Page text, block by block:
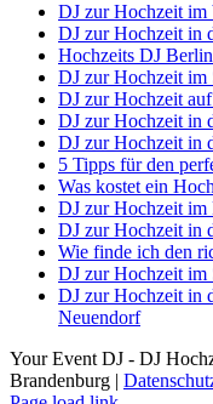
DJ zur Hochzeit im
DJ zur Hochzeit in
Hochzeits DJ
DJ zur Hochzeit
DJ zur Hochzeit
DJ zur Hochzeit in
DJ zur Hochzeit in
5 Tipps für den
Was kostet ein
DJ zur Hochzeit im
DJ zur Hochzeit in
Wie finde ich den
DJ zur Hochzeit im
DJ zur Hochzeit in
Neuendorf
Your Event DJ - DJ
Brandenburg |